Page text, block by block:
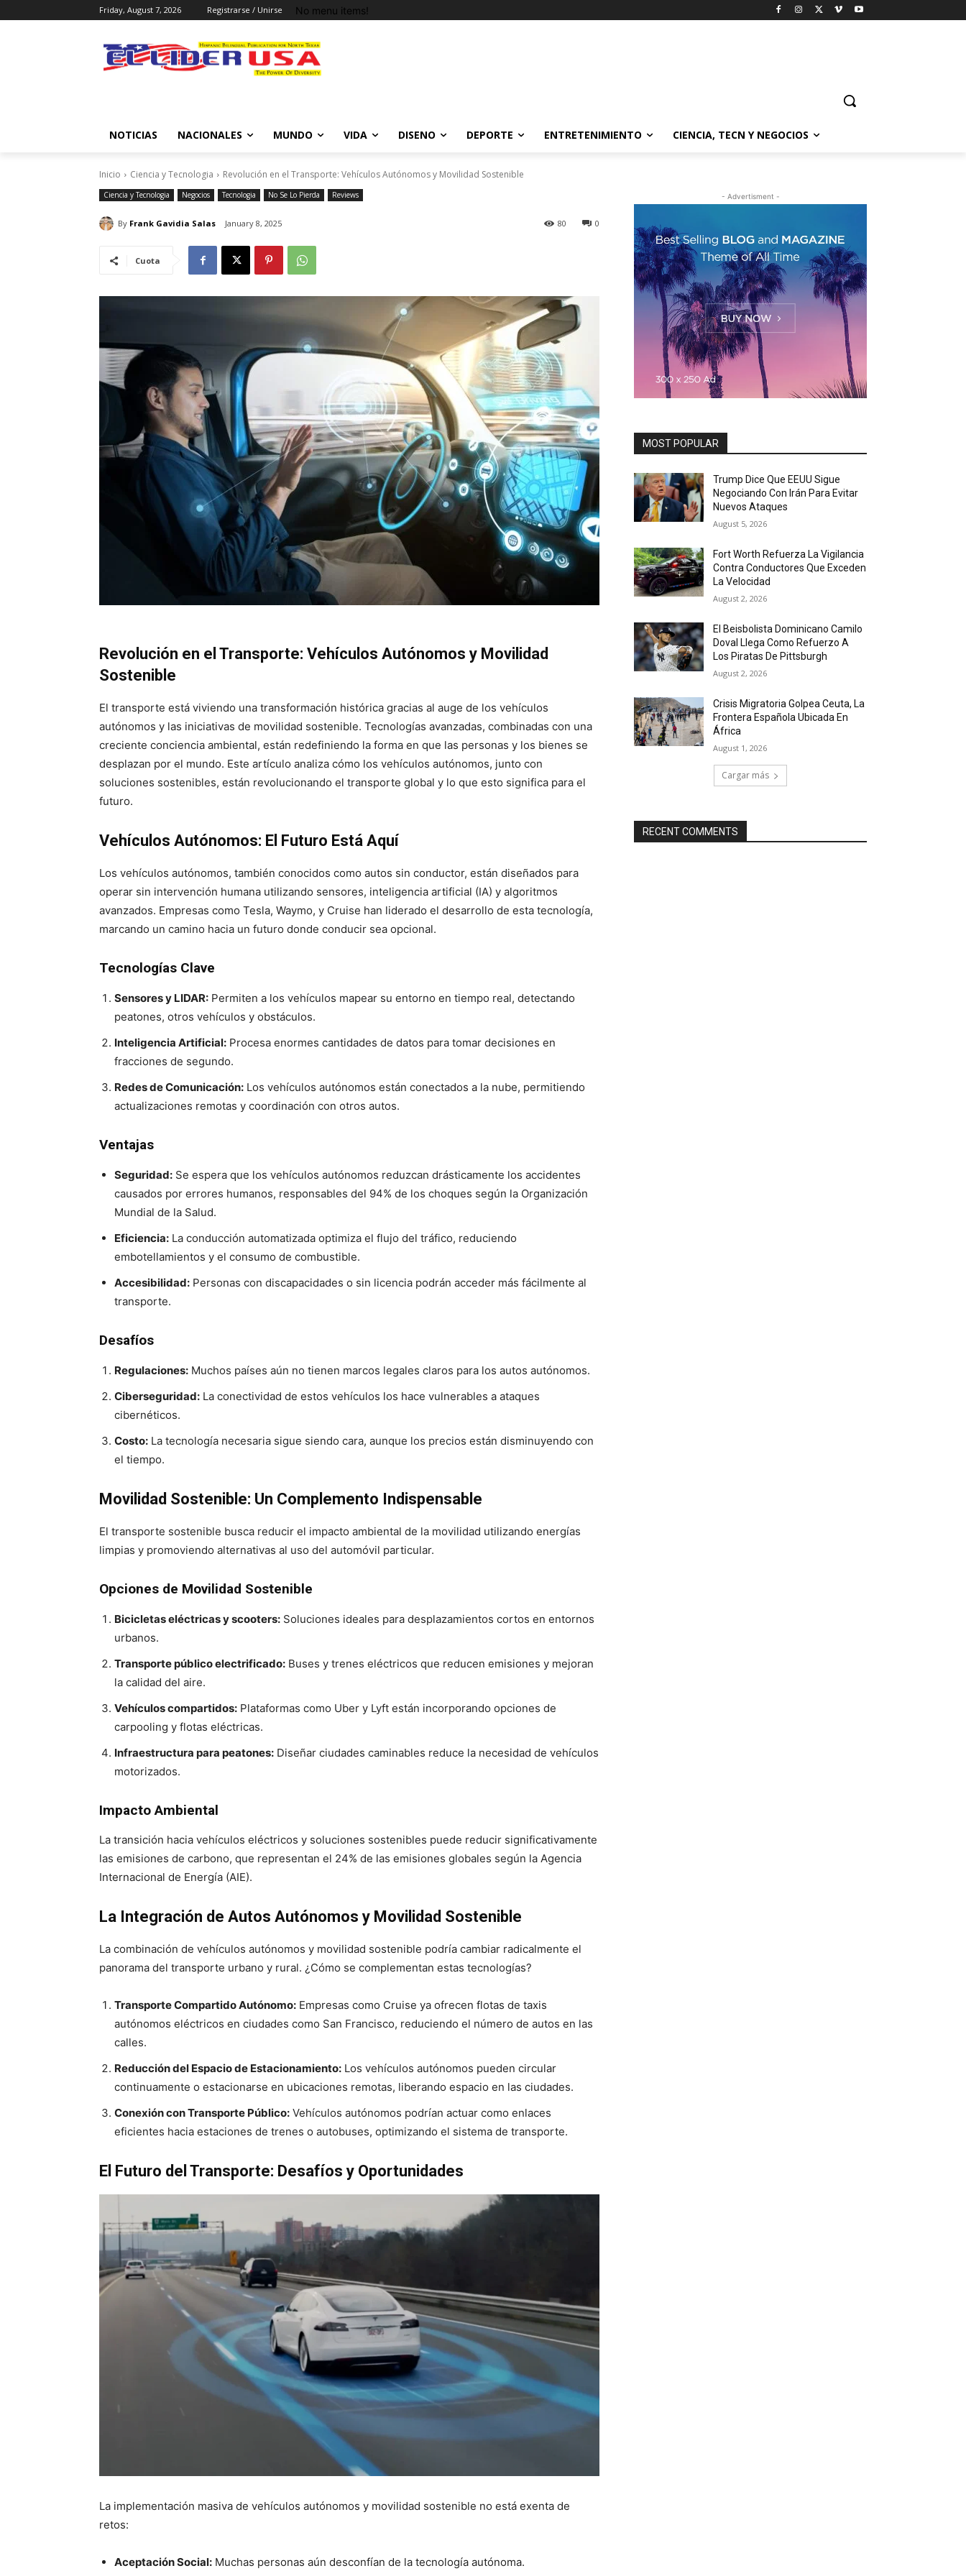
Friday, August 7, 2026 Registrarse / Unirse No menu items!
NOTICIAS NACIONALES MUNDO VIDA DISENO DEPORTE ENTRETENIMIENTO CIENCIA, TECN Y NEGOCIOS
Inicio Ciencia y Tecnologia Revolución en el Transporte: Vehículos Autónomos y Movilidad Sostenible
Ciencia y Tecnologia Negocios Tecnologia No Se Lo Pierda Reviews
By Frank Gavidia Salas January 8, 2025 0
80
Cuota
Revolución en el Transporte: Vehículos Autónomos y Movilidad
Sostenible
El transporte está viviendo una transformación histórica gracias al auge de los vehículos
autónomos y las iniciativas de movilidad sostenible. Tecnologías avanzadas, combinadas con una
creciente conciencia ambiental, están redefiniendo la forma en que las personas y los bienes se
desplazan por el mundo. Este artículo analiza cómo los vehículos autónomos, junto con
soluciones sostenibles, están revolucionando el transporte global y lo que esto significa para el
futuro.
Vehículos Autónomos: El Futuro Está Aquí
Los vehículos autónomos, también conocidos como autos sin conductor, están diseñados para
operar sin intervención humana utilizando sensores, inteligencia artificial (IA) y algoritmos
avanzados. Empresas como Tesla, Waymo, y Cruise han liderado el desarrollo de esta tecnología,
marcando un camino hacia un futuro donde conducir sea opcional.
Tecnologías Clave
Sensores y LIDAR: Permiten a los vehículos mapear su entorno en tiempo real, detectando
peatones, otros vehículos y obstáculos.
Inteligencia Artificial: Procesa enormes cantidades de datos para tomar decisiones en
fracciones de segundo.
Redes de Comunicación: Los vehículos autónomos están conectados a la nube, permitiendo
actualizaciones remotas y coordinación con otros autos.
Ventajas
Seguridad: Se espera que los vehículos autónomos reduzcan drásticamente los accidentes
causados por errores humanos, responsables del 94% de los choques según la Organización
Mundial de la Salud.
Eficiencia: La conducción automatizada optimiza el flujo del tráfico, reduciendo
embotellamientos y el consumo de combustible.
Accesibilidad: Personas con discapacidades o sin licencia podrán acceder más fácilmente al
transporte.
Desafíos
Regulaciones: Muchos países aún no tienen marcos legales claros para los autos autónomos.
Ciberseguridad: La conectividad de estos vehículos los hace vulnerables a ataques
cibernéticos.
Costo: La tecnología necesaria sigue siendo cara, aunque los precios están disminuyendo con
el tiempo.
Movilidad Sostenible: Un Complemento Indispensable
El transporte sostenible busca reducir el impacto ambiental de la movilidad utilizando energías
limpias y promoviendo alternativas al uso del automóvil particular.
Opciones de Movilidad Sostenible
Bicicletas eléctricas y scooters: Soluciones ideales para desplazamientos cortos en entornos
urbanos.
Transporte público electrificado: Buses y trenes eléctricos que reducen emisiones y mejoran
la calidad del aire.
Vehículos compartidos: Plataformas como Uber y Lyft están incorporando opciones de
carpooling y flotas eléctricas.
Infraestructura para peatones: Diseñar ciudades caminables reduce la necesidad de vehículos
motorizados.
Impacto Ambiental
La transición hacia vehículos eléctricos y soluciones sostenibles puede reducir significativamente
las emisiones de carbono, que representan el 24% de las emisiones globales según la Agencia
Internacional de Energía (AIE).
La Integración de Autos Autónomos y Movilidad Sostenible
La combinación de vehículos autónomos y movilidad sostenible podría cambiar radicalmente el
panorama del transporte urbano y rural. ¿Cómo se complementan estas tecnologías?
Transporte Compartido Autónomo: Empresas como Cruise ya ofrecen flotas de taxis
autónomos eléctricos en ciudades como San Francisco, reduciendo el número de autos en las
calles.
Reducción del Espacio de Estacionamiento: Los vehículos autónomos pueden circular
continuamente o estacionarse en ubicaciones remotas, liberando espacio en las ciudades.
Conexión con Transporte Público: Vehículos autónomos podrían actuar como enlaces
eficientes hacia estaciones de trenes o autobuses, optimizando el sistema de transporte.
El Futuro del Transporte: Desafíos y Oportunidades
La implementación masiva de vehículos autónomos y movilidad sostenible no está exenta de
retos:
Aceptación Social: Muchas personas aún desconfían de la tecnología autónoma.
- Advertisment -
MOST POPULAR
Trump Dice Que EEUU Sigue
Negociando Con Irán Para Evitar
Nuevos Ataques
August 5, 2026
Fort Worth Refuerza La Vigilancia
Contra Conductores Que Exceden
La Velocidad
August 2, 2026
El Beisbolista Dominicano Camilo
Doval Llega Como Refuerzo A
Los Piratas De Pittsburgh
August 2, 2026
Crisis Migratoria Golpea Ceuta, La
Frontera Española Ubicada En
África
August 1, 2026
Cargar más
RECENT COMMENTS